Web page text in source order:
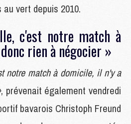
vert depuis 2010.
c'est notre match à
rien à négocier »
notre match à domicile, il n'y a
, prévenait également vendredi
bavarois Christoph Freund